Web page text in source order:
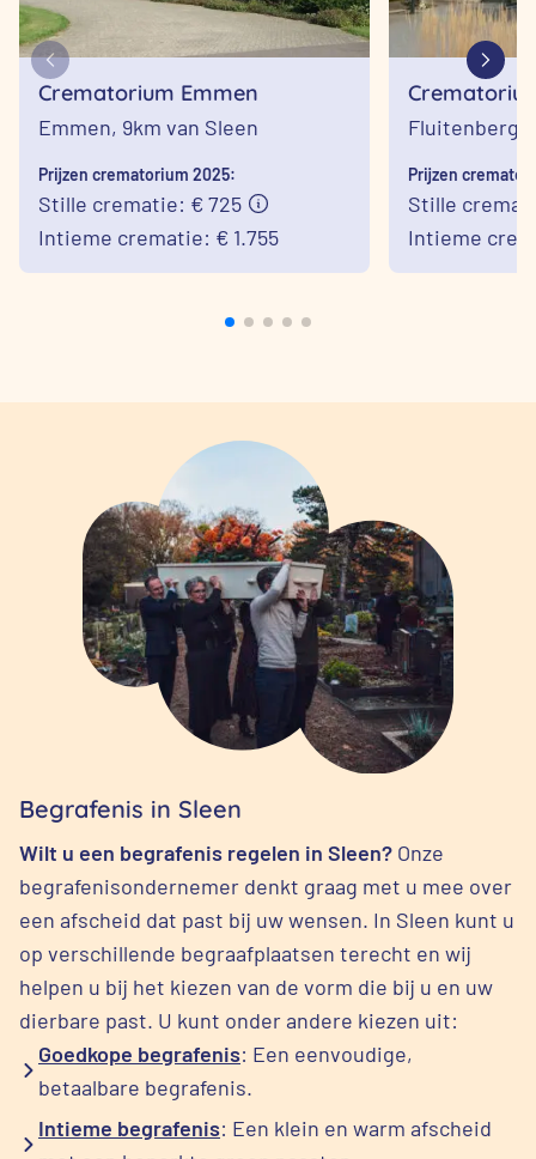
Crematorium Emmen
Emmen, 9km van Sleen
Prijzen crematorium 2025:
Stille crematie: € 725
Intieme crematie: € 1.755
Fluitenberg,
Prijzen
Stille
Intieme
Begrafenis in Sleen
Wilt u een begrafenis regelen in Sleen? Onze
begrafenisondernemer denkt graag met u mee over
een afscheid dat past bij uw wensen. In Sleen kunt u
op verschillende begraafplaatsen terecht en wij
helpen u bij het kiezen van de vorm die bij u en uw
dierbare past. U kunt onder andere kiezen uit:
Goedkope begrafenis: Een eenvoudige,
betaalbare begrafenis.
Intieme begrafenis: Een klein en warm afscheid